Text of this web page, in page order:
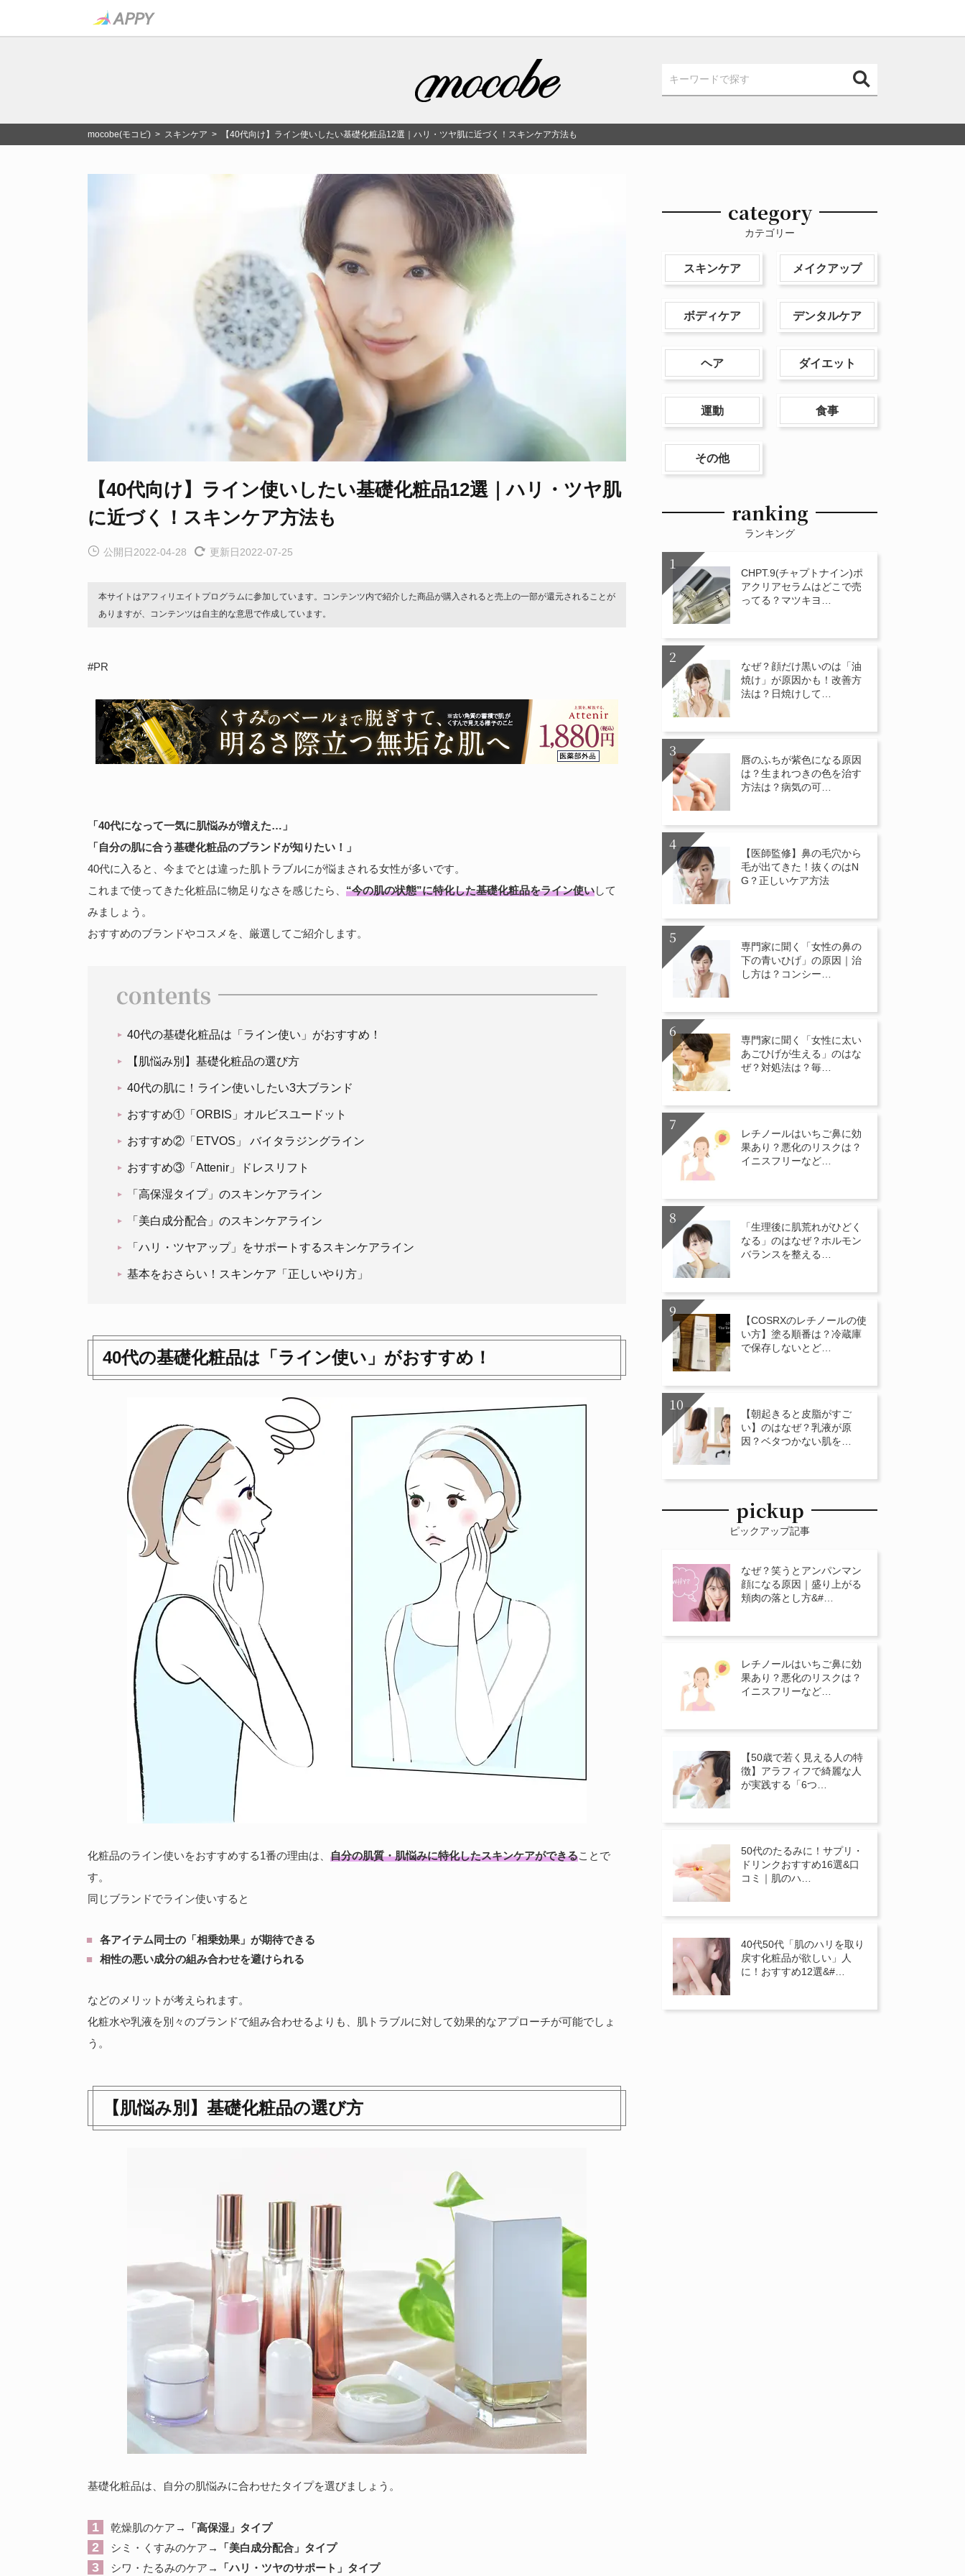
mocobe(モコビ) > スキンケア > 【40代向け】ライン使いしたい基礎化粧品12選｜ハリ・ツヤ肌に近づく！スキンケア方法も
【40代向け】ライン使いしたい基礎化粧品12選｜ハリ・ツヤ肌
に近づく！スキンケア方法も
公開日2022-04-28 更新日2022-07-25
本サイトはアフィリエイトプログラムに参加しています。コンテンツ内で紹介した商品が購入されると売上の一部が還元されることが
ありますが、コンテンツは自主的な意思で作成しています。
#PR
「40代になって一気に肌悩みが増えた…」
「自分の肌に合う基礎化粧品のブランドが知りたい！」
40代に入ると、今までとは違った肌トラブルにが悩まされる女性が多いです。
これまで使ってきた化粧品に物足りなさを感じたら、 “今の肌の状態”に特化した基礎化粧品をライン使いして
みましょう。
おすすめのブランドやコスメを、厳選してご紹介します。
contents
40代の基礎化粧品は「ライン使い」がおすすめ！
【肌悩み別】基礎化粧品の選び方
40代の肌に！ライン使いしたい3大ブランド
おすすめ①「ORBIS」オルビスユードット
おすすめ②「ETVOS」 バイタラジングライン
おすすめ③「Attenir」ドレスリフト
「高保湿タイプ」のスキンケアライン
「美白成分配合」のスキンケアライン
「ハリ・ツヤアップ」をサポートするスキンケアライン
基本をおさらい！スキンケア「正しいやり方」
40代の基礎化粧品は「ライン使い」がおすすめ！
化粧品のライン使いをおすすめする1番の理由は、 自分の肌質・肌悩みに特化したスキンケアができることで
す。
同じブランドでライン使いすると
各アイテム同士の「相乗効果」が期待できる
相性の悪い成分の組み合わせを避けられる
などのメリットが考えられます。
化粧水や乳液を別々のブランドで組み合わせるよりも、肌トラブルに対して効果的なアプローチが可能でしょ
う。
【肌悩み別】基礎化粧品の選び方
基礎化粧品は、自分の肌悩みに合わせたタイプを選びましょう。
乾燥肌のケア →「高保湿」タイプ
シミ・くすみのケア →「美白成分配合」タイプ
シワ・たるみのケア →「ハリ・ツヤのサポート」タイプ
category
カテゴリー
スキンケア メイクアップ
ボディケア デンタルケア
ヘア ダイエット
運動 食事
その他
ranking
ランキング
CHPT.9(チャプトナイン)ポ
アクリアセラムはどこで売
ってる？マツキヨ…
なぜ？顔だけ黒いのは「油
焼け」が原因かも！改善方
法は？日焼けして…
唇のふちが紫色になる原因
は？生まれつきの色を治す
方法は？病気の可…
【医師監修】鼻の毛穴から
毛が出てきた！抜くのはN
G？正しいケア方法
専門家に聞く「女性の鼻の
下の青いひげ」の原因｜治
し方は？コンシー…
専門家に聞く「女性に太い
あごひげが生える」のはな
ぜ？対処法は？毎…
レチノールはいちご鼻に効
果あり？悪化のリスクは？
イニスフリーなど…
「生理後に肌荒れがひどく
なる」のはなぜ？ホルモン
バランスを整える…
【COSRXのレチノールの使
い方】塗る順番は？冷蔵庫
で保存しないとど…
【朝起きると皮脂がすご
い】のはなぜ？乳液が原
因？ベタつかない肌を…
pickup
ピックアップ記事
なぜ？笑うとアンパンマン
顔になる原因｜盛り上がる
頬肉の落とし方&#…
レチノールはいちご鼻に効
果あり？悪化のリスクは？
イニスフリーなど…
【50歳で若く見える人の特
徴】アラフィフで綺麗な人
が実践する「6つ…
50代のたるみに！サプリ・
ドリンクおすすめ16選&口
コミ｜肌のハ…
40代50代「肌のハリを取り
戻す化粧品が欲しい」人
に！おすすめ12選&#…